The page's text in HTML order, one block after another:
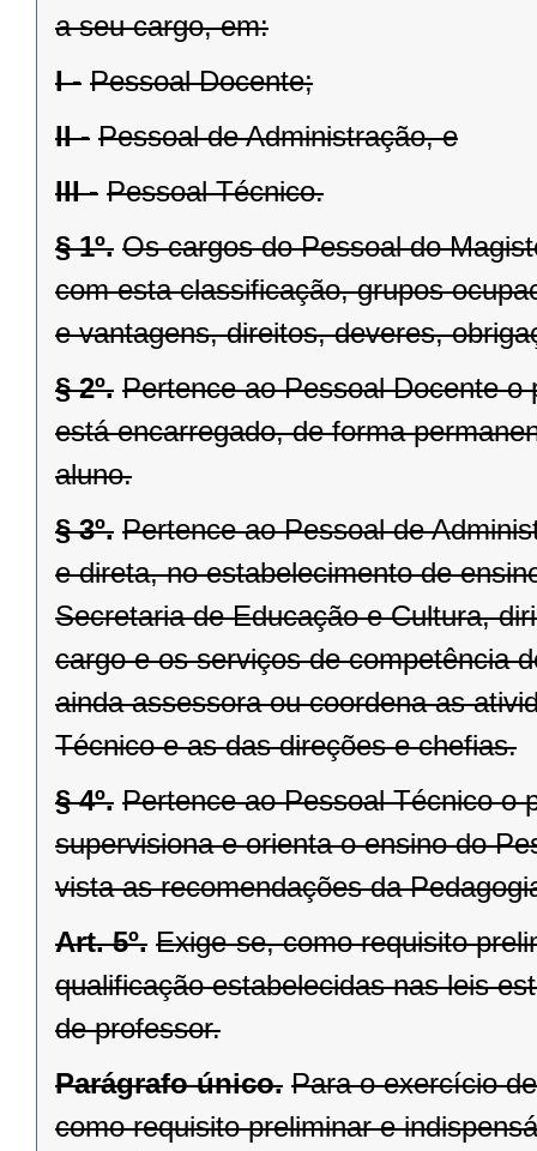
a seu cargo, em:
I - Pessoal Docente;
II - Pessoal de Administração, e
III - Pessoal Técnico.
§ 1º. Os cargos do Pessoal do
com esta classificação, grupos
e vantagens, direitos, deveres,
§ 2º. Pertence ao Pessoal Docente
está encarregado, de forma
aluno.
§ 3º. Pertence ao Pessoal de
e direta, no estabelecimento de
Secretaria de Educação e Cultura,
cargo e os serviços de competência
ainda assessora ou coordena as
Técnico e as das direções e chefias.
§ 4º. Pertence ao Pessoal Técnico o
supervisiona e orienta o ensino do
vista as recomendações da
Art. 5º. Exige-se, como requisito
qualificação estabelecidas nas leis
de professor.
Parágrafo único. Para o exercício
como requisito preliminar e